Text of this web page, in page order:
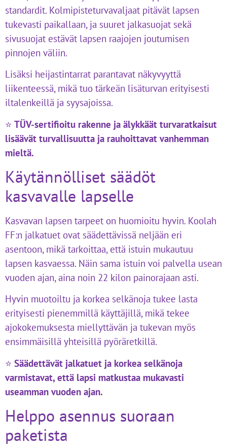
standardit. Kolmipisteturvavaljaat pitävät lapsen
tukevasti paikallaan, ja suuret jalkasuojat sekä
sivusuojat estävät lapsen raajojen joutumisen
pinnojen väliin.
Lisäksi heijastintarrat parantavat näkyvyyttä
liikenteessä, mikä tuo tärkeän lisäturvan erityisesti
iltalenkeillä ja syysajoissa.
⭐ TÜV-sertifioitu rakenne ja älykkäät turvaratkaisut
lisäävät turvallisuutta ja rauhoittavat vanhemman
mieltä.
Käytännölliset säädöt
kasvavalle lapselle
Kasvavan lapsen tarpeet on huomioitu hyvin. Koolah
FF:n jalkatuet ovat säädettävissä neljään eri
asentoon, mikä tarkoittaa, että istuin mukautuu
lapsen kasvaessa. Näin sama istuin voi palvella usean
vuoden ajan, aina noin 22 kilon painorajaan asti.
Hyvin muotoiltu ja korkea selkänoja tukee lasta
erityisesti pienemmillä käyttäjillä, mikä tekee
ajokokemuksesta miellyttävän ja tukevan myös
ensimmäisillä yhteisillä pyöräretkillä.
⭐ Säädettävät jalkatuet ja korkea selkänoja
varmistavat, että lapsi matkustaa mukavasti
useamman vuoden ajan.
Helppo asennus suoraan
paketista